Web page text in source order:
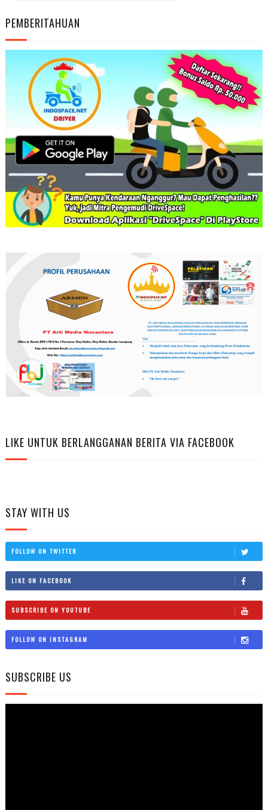
PEMBERITAHUAN
LIKE UNTUK BERLANGGANAN BERITA VIA FACEBOOK
STAY WITH US
FOLLOW ON TWITTER
LIKE ON FACEBOOK
SUBSCRIBE ON YOUTUBE
FOLLOW ON INSTAGRAM
SUBSCRIBE US